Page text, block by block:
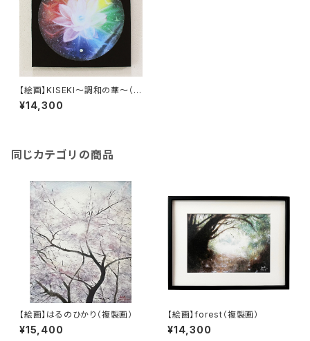
【絵画】KISEKI～調和の華～（額
無しの複製画）
¥14,300
同じカテゴリの商品
【絵画】はるのひかり（複製画）
¥15,400
【絵画】forest（複製画）
¥14,300